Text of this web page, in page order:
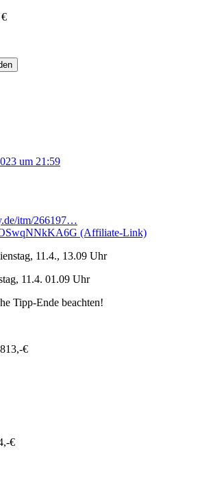
um 21:59
itm/266197…
(Affiliate-Link)
11.4., 13.09 Uhr
11.4. 01.09 Uhr
Tipp-Ende beachten!
€
€